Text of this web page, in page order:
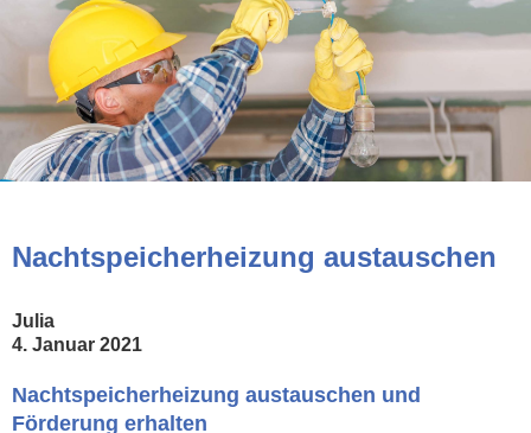
Nachtspeicherheizung austauschen
Julia
4. Januar 2021
Nachtspeicherheizung austauschen und
Förderung erhalten